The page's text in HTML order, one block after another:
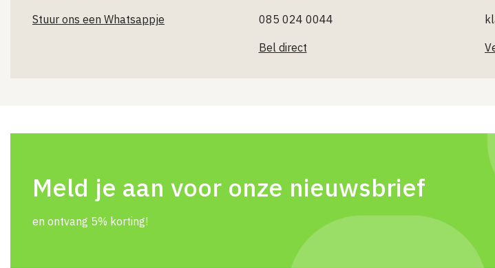
Stuur ons een Whatsappje 085 024 0044
Bel direct
Meld je aan voor onze nieuwsbrief
en ontvang 5% korting!